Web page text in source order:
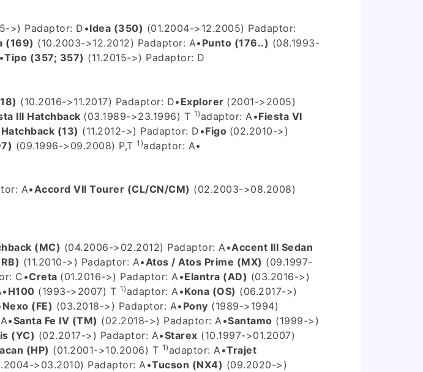
>) Padaptor: D •Idea (350) (01.2004->12.2005) Padaptor:
(169) (10.2003->12.2012) Padaptor: A• Punto (176..) (08.1993-
•Tipo (357; 357) (11.2015->) Padaptor: D
(10.2016->11.2017) Padaptor: D• Explorer (2001->2005)
III Hatchback (03.1989->23.1996) T 1)adaptor: A •Fiesta VI
(13) (11.2012->) Padaptor: D •Figo (02.2010->)
(09.1996->09.2008) P,T 1)adaptor: A•
A• Accord VII Tourer (CL/CN/CM) (02.2003->08.2008)
(MC) (04.2006->02.2012) Padaptor: A •Accent III Sedan
(11.2010->) Padaptor: A• Atos / Atos Prime (MX) (09.1997-
C •Creta (01.2016->) Padaptor: A •Elantra (AD) (03.2016->)
• H100 (1993->2007) T 1)adaptor: A •Kona (OS) (06.2017->)
Nexo (FE) (03.2018->) Padaptor: A• Pony (1989->1994)
•Santa Fe IV (TM) (02.2018->) Padaptor: A •Santamo (1999->)
(YC) (02.2017->) Padaptor: A•Starex (10.1997->01.2007)
(HP) (01.2001->10.2006) T 1)adaptor: A •Trajet
>03.2010) Padaptor: A •Tucson (NX4) (09.2020->)